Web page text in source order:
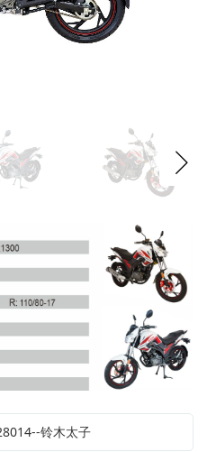
铃木太子